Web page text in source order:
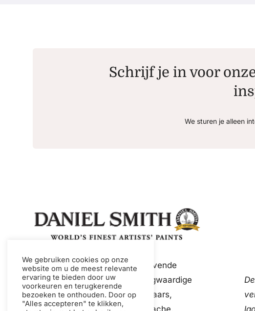
Schrijf je in voor
We sturen je alleen
Daniel Smith is een toonaangevende
wereldwijde fabrikant van hoogwaardige
verf en mediums voor kunstenaars,
We gebruiken cookies op onze
website om u de meest relevante
ervaring te bieden door uw
voorkeuren en terugkerende
bezoeken te onthouden. Door op
"Alles accepteren" te klikken,